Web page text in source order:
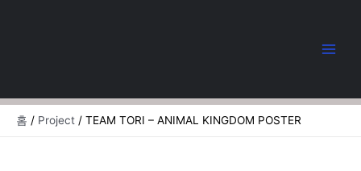
너
홈 Project TEAM TORI – ANIMAL KINGDOM POSTER